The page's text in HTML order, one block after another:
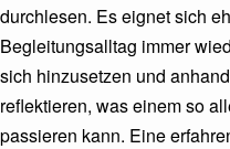
durchlesen. Es eignet sich
Begleitungsalltag immer
sich hinzusetzen und
reflektieren, was einem so
passieren kann. Eine